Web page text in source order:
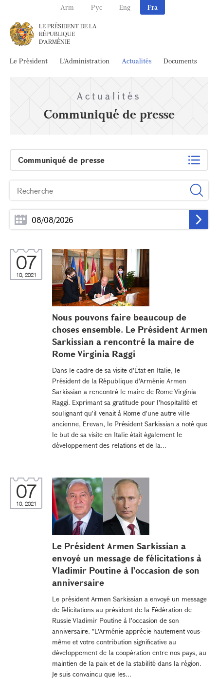
Arm Рус Eng Fra
LE PRÉSIDENT DE LA
RÉPUBLIQUE
D'ARMÉNIE
Le Président L'Administration Actualités Documents
Actualités
Communiqué de presse
Communiqué de presse
07
10, 2021
Nous pouvons faire beaucoup de
choses ensemble. Le Président Armen
Sarkissian a rencontré la maire de
Rome Virginia Raggi
Dans le cadre de sa visite d'État en Italie, le
Président de la République d'Arménie Armen
Sarkissian a rencontré le maire de Rome Virginia
Raggi. Exprimant sa gratitude pour l'hospitalité et
soulignant qu'il venait à Rome d'une autre ville
ancienne, Erevan, le Président Sarkissian a noté que
le but de sa visite en Italie était également le
développement des relations et de la...
07
10, 2021
Le Président Armen Sarkissian a
envoyé un message de félicitations à
Vladimir Poutine à l'occasion de son
anniversaire
Le président Armen Sarkissian a envoyé un message
de félicitations au président de la Fédération de
Russie Vladimir Poutine à l'occasion de son
anniversaire. "L'Arménie apprécie hautement vous-
même et votre contribution significative au
développement de la coopération entre nos pays, au
maintien de la paix et de la stabilité dans la région.
Je suis convaincu que les...